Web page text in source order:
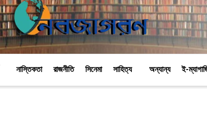
নাস্তিকতা রাজনীতি সিনেমা সাহিত্য অন্যান্য ই-